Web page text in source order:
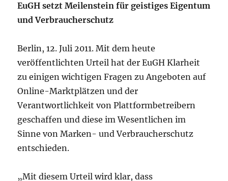
EuGH setzt Meilenstein für geistiges Eigentum
und Verbraucherschutz
Berlin, 12. Juli 2011. Mit dem heute
veröffentlichten Urteil hat der EuGH Klarheit
zu einigen wichtigen Fragen zu Angeboten auf
Online-Marktplätzen und der
Verantwortlichkeit von Plattformbetreibern
geschaffen und diese im Wesentlichen im
Sinne von Marken- und Verbraucherschutz
entschieden.
„Mit diesem Urteil wird klar, dass